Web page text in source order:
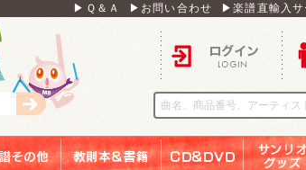
▶Ｑ＆Ａ ▶お問い合わせ ▶楽譜直輸入サ